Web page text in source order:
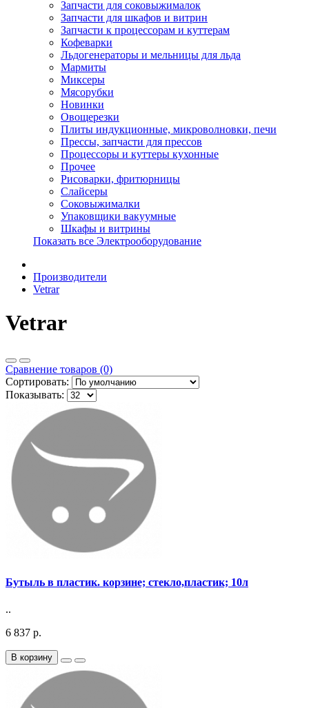
Запчасти для соковыжималок
Запчасти для шкафов и витрин
Запчасти к процессорам и куттерам
Кофеварки
Льдогенераторы и мельницы для льда
Мармиты
Миксеры
Мясорубки
Новинки
Овощерезки
Плиты индукционные, микроволновки, печи
Прессы, запчасти для прессов
Процессоры и куттеры кухонные
Прочее
Рисоварки, фритюрницы
Слайсеры
Соковыжималки
Упаковщики вакуумные
Шкафы и витрины
Показать все Электрооборудование
Производители
Vetrar
Vetrar
Сравнение товаров (0)
Сортировать:
Показывать:
Бутыль в пластик. корзине; стекло,пластик; 10л
..
6 837 р.
В корзину